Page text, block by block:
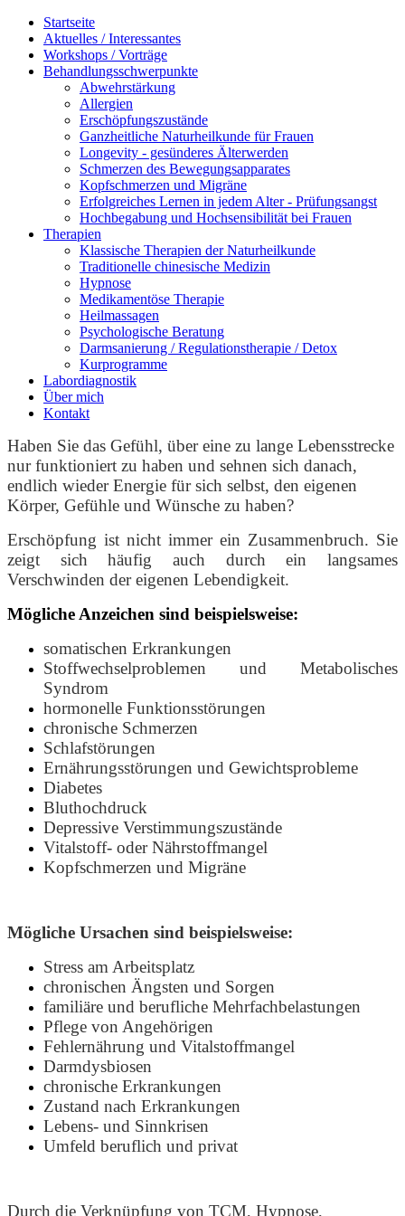
Startseite
Aktuelles / Interessantes
Workshops / Vorträge
Behandlungsschwerpunkte
Abwehrstärkung
Allergien
Erschöpfungszustände
Ganzheitliche Naturheilkunde für Frauen
Longevity - gesünderes Älterwerden
Schmerzen des Bewegungsapparates
Kopfschmerzen und Migräne
Erfolgreiches Lernen in jedem Alter - Prüfungsangst
Hochbegabung und Hochsensibilität bei Frauen
Therapien
Klassische Therapien der Naturheilkunde
Traditionelle chinesische Medizin
Hypnose
Medikamentöse Therapie
Heilmassagen
Psychologische Beratung
Darmsanierung / Regulationstherapie / Detox
Kurprogramme
Labordiagnostik
Über mich
Kontakt
Haben Sie das Gefühl, über eine zu lange Lebensstrecke
nur funktioniert zu haben und sehnen sich danach,
endlich wieder Energie für sich selbst, den eigenen
Körper, Gefühle und Wünsche zu haben?
Erschöpfung ist nicht immer ein Zusammenbruch. Sie
zeigt sich häufig auch durch ein langsames
Verschwinden der eigenen Lebendigkeit.
Mögliche Anzeichen sind beispielsweise:
somatischen Erkrankungen
Stoffwechselproblemen und Metabolisches
Syndrom
hormonelle Funktionsstörungen
chronische Schmerzen
Schlafstörungen
Ernährungsstörungen und Gewichtsprobleme
Diabetes
Bluthochdruck
Depressive Verstimmungszustände
Vitalstoff- oder Nährstoffmangel
Kopfschmerzen und Migräne
Mögliche Ursachen sind beispielsweise:
Stress am Arbeitsplatz
chronischen Ängsten und Sorgen
familiäre und berufliche Mehrfachbelastungen
Pflege von Angehörigen
Fehlernährung und Vitalstoffmangel
Darmdysbiosen
chronische Erkrankungen
Zustand nach Erkrankungen
Lebens- und Sinnkrisen
Umfeld beruflich und privat
Durch die Verknüpfung von TCM, Hypnose,